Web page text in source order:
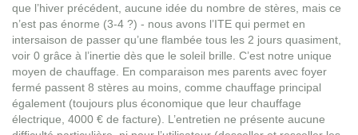
que l’hiver précédent, aucune idée du nombre de stères, mais ce
n’est pas énorme (3-4 ?) - nous avons l’ITE qui permet en
intersaison de passer qu’une flambée tous les 2 jours quasiment,
voir 0 grâce à l’inertie dès que le soleil brille. C’est notre unique
moyen de chauffage. En comparaison mes parents avec foyer
fermé passent 8 stères au moins, comme chauffage principal
également (toujours plus économique que leur chauffage
électrique, 4000 € de facture). L’entretien ne présente aucune